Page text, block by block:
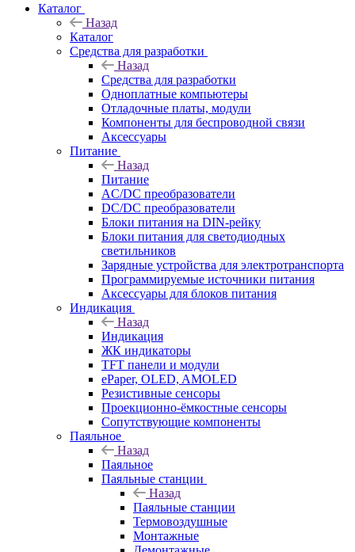
Каталог
Назад
Каталог
Средства для разработки
Назад
Средства для разработки
Одноплатные компьютеры
Отладочные платы, модули
Компоненты для беспроводной связи
Аксессуары
Питание
Назад
Питание
AC/DC преобразователи
DC/DC преобразователи
Блоки питания на DIN-рейку
Блоки питания для светодиодных
светильников
Зарядные устройства для электротранспорта
Программируемые источники питания
Аксессуары для блоков питания
Индикация
Назад
Индикация
ЖК индикаторы
TFT панели и модули
ePaper, OLED, AMOLED
Резистивные сенсоры
Проекционно-ёмкостные сенсоры
Сопутствующие компоненты
Паяльное
Назад
Паяльное
Паяльные станции
Назад
Паяльные станции
Термовоздушные
Монтажные